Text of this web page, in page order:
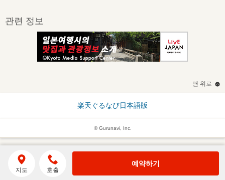
관련 정보
맨 위로
楽天ぐるなび日本語版
© Gurunavi, Inc.
지도 호출
예약하기